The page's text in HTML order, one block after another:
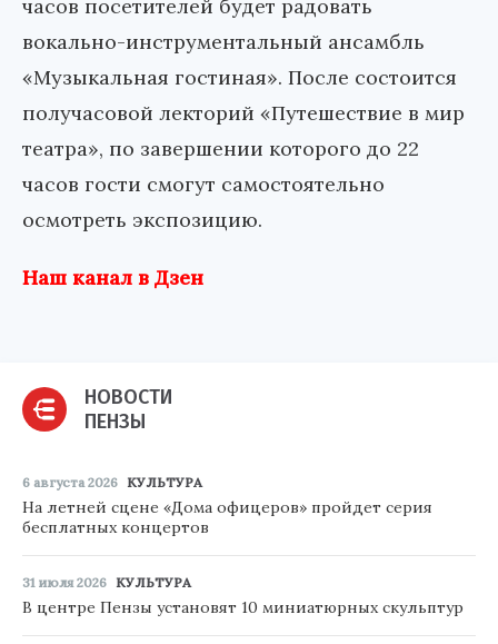
часов посетителей будет радовать
вокально-инструментальный ансамбль
«Музыкальная гостиная». После состоится
получасовой лекторий «Путешествие в мир
театра», по завершении которого до 22
часов гости смогут самостоятельно
осмотреть экспозицию.
Наш канал в Дзен
НОВОСТИ
ПЕНЗЫ
6 августа 2026 КУЛЬТУРА
На летней сцене «Дома офицеров» пройдет серия
бесплатных концертов
31 июля 2026 КУЛЬТУРА
В центре Пензы установят 10 миниатюрных скульптур